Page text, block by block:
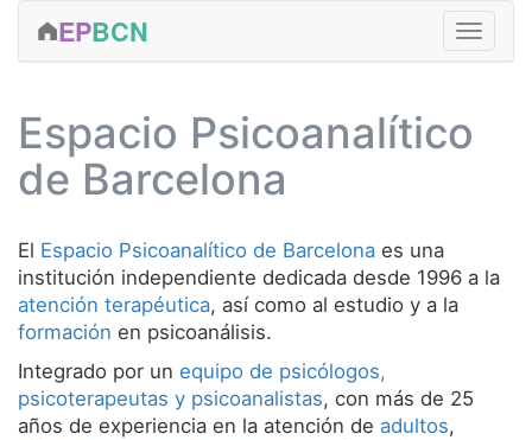
EPBCN
CLÍNICA
ACTIVIDADES
SERVICIOS
EQUIPO
CONTACTAR
MÁS...
Espacio Psicoanalítico
de Barcelona
Qué somos
El Espacio Psicoanalítico de Barcelona es una
institución independiente dedicada desde 1996 a la
atención terapéutica, así como al estudio y a la
formación en psicoanálisis.
Integrado por un equipo de psicólogos,
psicoterapeutas y psicoanalistas, con más de 25
años de experiencia en la atención de adultos,